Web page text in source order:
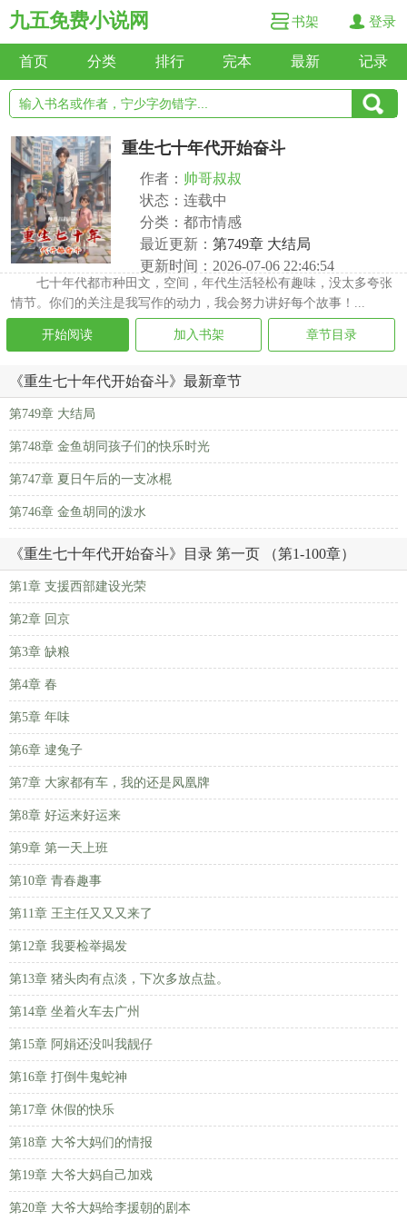
九五免费小说网 书架 登录
首页 分类 排行 完本 最新 记录
重生七十年代开始奋斗
作者： 帅哥叔叔
状态：连载中
分类：都市情感
最近更新： 第749章 大结局
更新时间：2026-07-06 22:46:54
七十年代都市种田文，空间，年代生活轻松有趣味，没太多夸张
情节。你们的关注是我写作的动力，我会努力讲好每个故事！...
开始阅读 加入书架 章节目录
《重生七十年代开始奋斗》最新章节
第749章 大结局
第748章 金鱼胡同孩子们的快乐时光
第747章 夏日午后的一支冰棍
第746章 金鱼胡同的泼水
《重生七十年代开始奋斗》目录 第一页 （第1-100章）
第1章 支援西部建设光荣
第2章 回京
第3章 缺粮
第4章 春
第5章 年味
第6章 逮兔子
第7章 大家都有车，我的还是凤凰牌
第8章 好运来好运来
第9章 第一天上班
第10章 青春趣事
第11章 王主任又又又来了
第12章 我要检举揭发
第13章 猪头肉有点淡，下次多放点盐。
第14章 坐着火车去广州
第15章 阿娟还没叫我靓仔
第16章 打倒牛鬼蛇神
第17章 休假的快乐
第18章 大爷大妈们的情报
第19章 大爷大妈自己加戏
第20章 大爷大妈给李援朝的剧本